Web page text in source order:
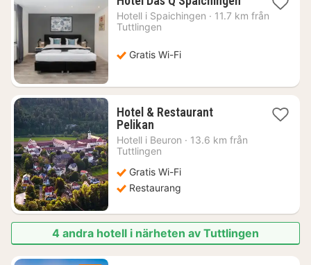
natt
Hotell i Spaichingen · 11.7 km från
Tuttlingen
Gratis Wi-Fi
Hotel & Restaurant
Pelikan1
natt
från
kr.
Hotell i Beuron · 13.6 km från
Tuttlingen
Gratis Wi-Fi
Restaurang
4 andra hotell i närheten av Tuttlingen